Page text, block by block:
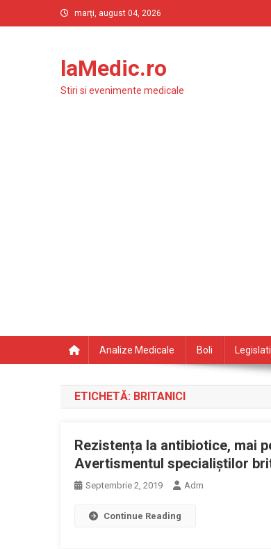
to
marți, august 04, 2026
laMedic.ro
Stiri si evenimente medicale
Analize Medicale Boli
ETICHETĂ: BRITANICI
Rezistența la antibiotice, mai
Avertismentul specialiștilor
Septembrie 2, 2019 Adm
Continue Reading